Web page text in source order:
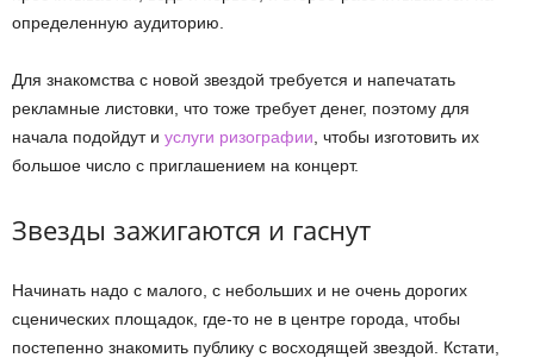
определенную аудиторию.
Для знакомства с новой звездой требуется и напечатать
рекламные листовки, что тоже требует денег, поэтому для
начала подойдут и услуги ризографии , чтобы изготовить их
большое число с приглашением на концерт.
Звезды зажигаются и гаснут
Начинать надо с малого, с небольших и не очень дорогих
сценических площадок, где-то не в центре города, чтобы
постепенно знакомить публику с восходящей звездой. Кстати,